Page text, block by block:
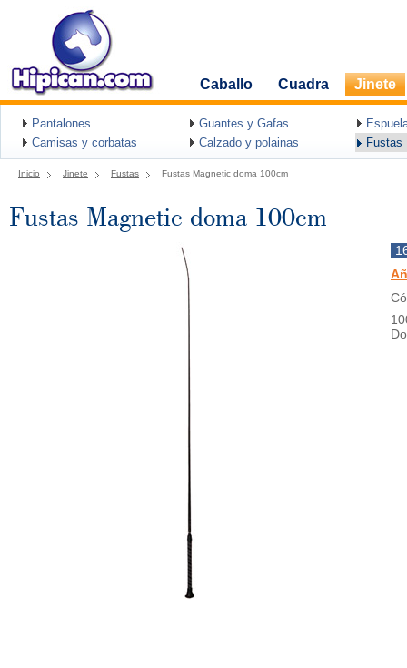
Caballo Cuadra Jinete
Pantalones Guantes y Gafas
Camisas y corbatas
Calzado y polainas Fustas
Inicio Jinete Fustas Fustas Magnetic doma 100cm
Fustas Magnetic doma 100cm